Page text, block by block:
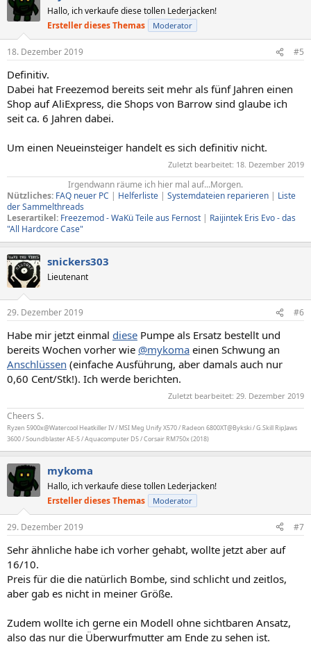
t
i
n
e
n
:
Hallo, ich verkaufe diese tollen Lederjacken!
Ersteller dieses Themas
Moderator
18. Dezember 2019 #5
Definitiv.
Dabei hat Freezemod bereits seit mehr als fünf Jahren einen
Shop auf AliExpress, die Shops von Barrow sind glaube ich
seit ca. 6 Jahren dabei.
Um einen Neueinsteiger handelt es sich definitiv nicht.
Zuletzt bearbeitet: 18. Dezember 2019
Irgendwann räume ich hier mal auf...Morgen.​
Nützliches: FAQ neuer PC | Helferliste | Systemdateien reparieren | Liste
der Sammelthreads
Leserartikel: Freezemod - WaKü Teile aus Fernost | Raijintek Eris Evo - das
"All Hardcore Case"
snickers303
Lieutenant
29. Dezember 2019 #6
Habe mir jetzt einmal diese Pumpe als Ersatz bestellt und
bereits Wochen vorher wie @mykoma einen Schwung an
Anschlüssen (einfache Ausführung, aber damals auch nur
0,60 Cent/Stk!). Ich werde berichten.
Zuletzt bearbeitet: 29. Dezember 2019
Cheers S.
Ryzen 5900x@Watercool Heatkiller IV / MSI Meg Unify X570 / Radeon 6800XT@Bykski / G.Skill RipJaws
3600 / Soundblaster AE-5 / Aquacomputer D5 / Corsair RM750x (2018)
mykoma
Hallo, ich verkaufe diese tollen Lederjacken!
Ersteller dieses Themas
Moderator
29. Dezember 2019 #7
Sehr ähnliche habe ich vorher gehabt, wollte jetzt aber auf
16/10.
Preis für die die natürlich Bombe, sind schlicht und zeitlos,
aber gab es nicht in meiner Größe.
Zudem wollte ich gerne ein Modell ohne sichtbaren Ansatz,
also das nur die Überwurfmutter am Ende zu sehen ist.